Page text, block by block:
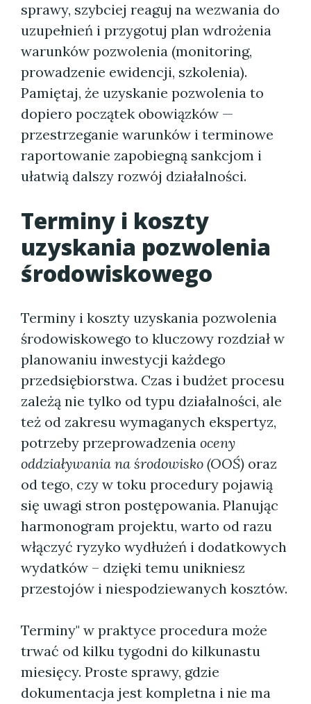
sprawy, szybciej reaguj na wezwania do
uzupełnień i przygotuj plan wdrożenia
warunków pozwolenia (monitoring,
prowadzenie ewidencji, szkolenia).
Pamiętaj, że uzyskanie pozwolenia to
dopiero początek obowiązków —
przestrzeganie warunków i terminowe
raportowanie zapobiegną sankcjom i
ułatwią dalszy rozwój działalności.
Terminy i koszty
uzyskania pozwolenia
środowiskowego
Terminy i koszty uzyskania pozwolenia
środowiskowego to kluczowy rozdział w
planowaniu inwestycji każdego
przedsiębiorstwa. Czas i budżet procesu
zależą nie tylko od typu działalności, ale
też od zakresu wymaganych ekspertyz,
potrzeby przeprowadzenia oceny
oddziaływania na środowisko (OOŚ) oraz
od tego, czy w toku procedury pojawią
się uwagi stron postępowania. Planując
harmonogram projektu, warto od razu
włączyć ryzyko wydłużeń i dodatkowych
wydatków – dzięki temu unikniesz
przestojów i niespodziewanych kosztów.
Terminy" w praktyce procedura może
trwać od kilku tygodni do kilkunastu
miesięcy. Proste sprawy, gdzie
dokumentacja jest kompletna i nie ma